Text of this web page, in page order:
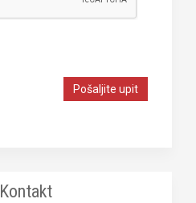
Pošaljite upit
Kontakt